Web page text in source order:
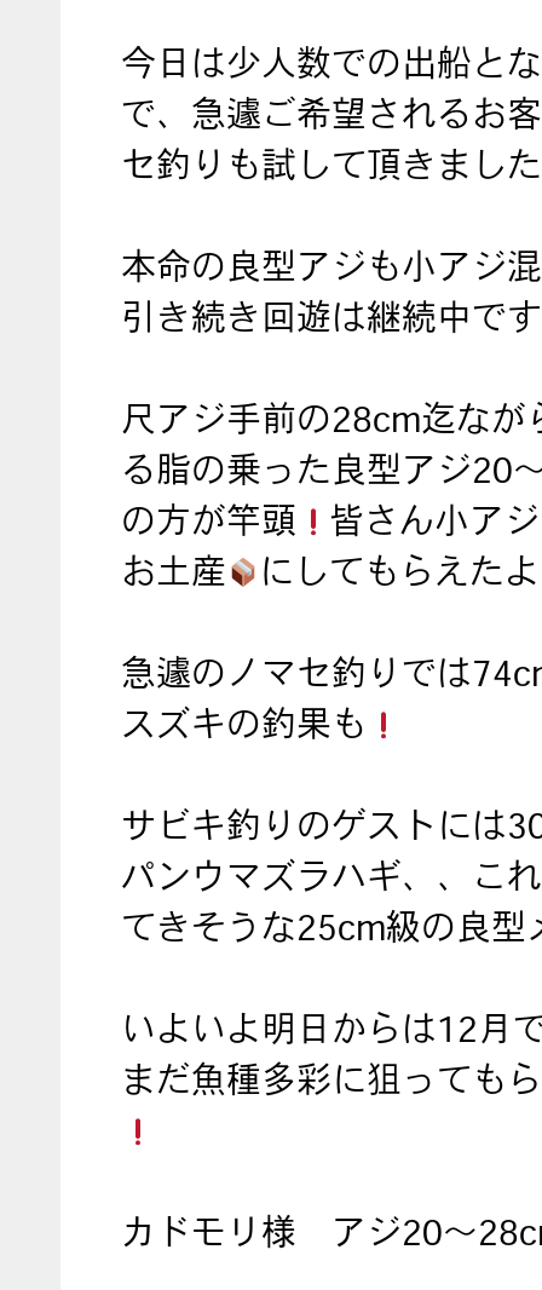
今日は少人数での出船と
で、急遽ご希望されるお
セ釣りも試して頂きまし
本命の良型アジも小アジ
引き続き回遊は継続中です
尺アジ手前の28cm迄なが
る脂の乗った良型アジ20
の方が竿頭
皆さん小ア
お土産
にしてもらえた
急遽のノマセ釣りでは
スズキの釣果も
サビキ釣りのゲストには
パンウマズラハギ、、こ
てきそうな25cm級の良型
いよいよ明日からは12月
まだ魚種多彩に狙っても
カドモリ様 アジ20～